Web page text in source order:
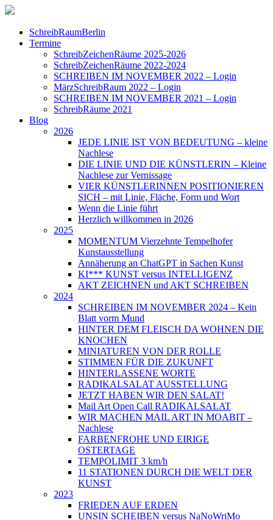
SchreibRaumBerlin
Termine
SchreibZeichenRäume 2025-2026
SchreibZeichenRäume 2022-2024
SCHREIBEN IM NOVEMBER 2022 – Login
MärzSchreibRaum 2022 – Login
SCHREIBEN IM NOVEMBER 2021 – Login
SchreibRäume 2021
Blog
2026
JEDE LINIE IST VON BEDEUTUNG – kleine
Nachlese
DIE LINIE UND DIE KÜNSTLERIN – Kleine
Nachlese zur Vernissage
VIER KÜNSTLERINNEN POSITIONIEREN
SICH – mit Linie, Fläche, Form und Wort
Wenn die Linie führt
Herzlich willkommen in 2026
2025
MOMENTUM Vierzehnte Tempelhofer
Kunstausstellung
Annäherung an ChatGPT in Sachen Kunst
KI*** KUNST versus INTELLIGENZ
AKT ZEICHNEN und AKT SCHREIBEN
2024
SCHREIBEN IM NOVEMBER 2024 – Kein
Blatt vorm Mund
HINTER DEM FLEISCH DA WOHNEN DIE
KNOCHEN
MINIATUREN VON DER ROLLE
STIMMEN FÜR DIE ZUKUNFT
HINTERLASSENE WORTE
RADIKALSALAT AUSSTELLUNG
JETZT HABEN WIR DEN SALAT!
Mail Art Open Call RADIKALSALAT
WIR MACHEN MAIL ART IN MOABIT –
Nachlese
FARBENFROHE UND EIRIGE
OSTERTAGE
TEMPOLIMIT 3 km/h
11 STATIONEN DURCH DIE WELT DER
KUNST
2023
FRIEDEN AUF ERDEN
UNSIN SCHEIBEN versus NaNoWriMo